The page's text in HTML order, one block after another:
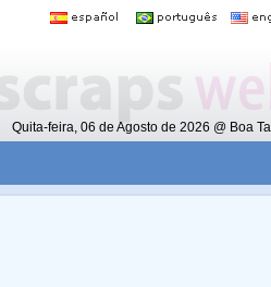
Quita-feira, 06 de Agosto de 2026 @ Boa